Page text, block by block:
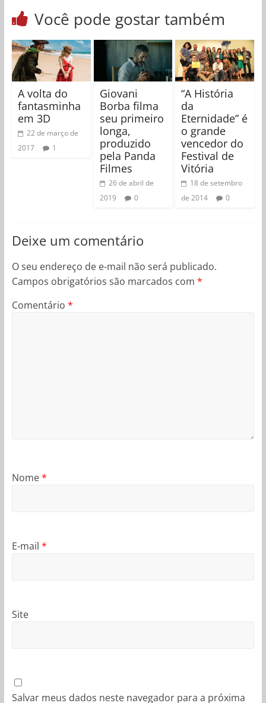
Você pode gostar também
A volta do
fantasminha
em 3D
22 de março de
2017
1
Giovani
Borba filma
seu primeiro
longa,
produzido
pela Panda
Filmes
26 de abril de
2019
0
“A História
da
Eternidade” é
o grande
vencedor do
Festival de
Vitória
18 de setembro
de 2014
0
Deixe um comentário
O seu endereço de e-mail não será publicado.
Campos obrigatórios são marcados com *
Comentário *
Nome*
E-mail *
Site
Salvar meus dados neste navegador para a próxima